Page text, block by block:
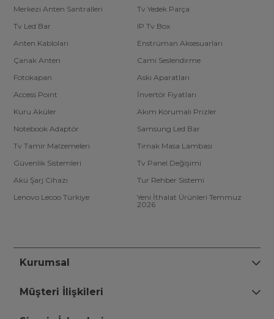
Merkezi Anten Santralleri
Tv Yedek Parça
Tv Led Bar
IP Tv Box
Anten Kabloları
Enstrüman Aksesuarları
Çanak Anten
Cami Seslendirme
Fotokapan
Askı Aparatları
Access Point
İnvertör Fiyatları
Kuru Aküler
Akım Korumalı Prizler
Notebook Adaptör
Samsung Led Bar
Tv Tamir Malzemeleri
Tırnak Masa Lambası
Güvenlik Sistemleri
Tv Panel Değişimi
Akü Şarj Cihazı
Tur Rehber Sistemi
Lenovo Lecoo Türkiye
Yeni İthalat Ürünleri Temmuz
2026
Kurumsal
Müşteri İlişkileri